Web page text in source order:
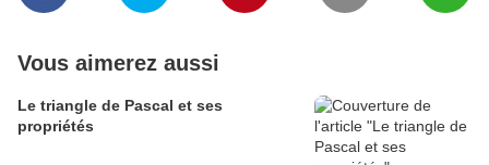
Vous aimerez aussi
Le triangle de Pascal et ses
propriétés